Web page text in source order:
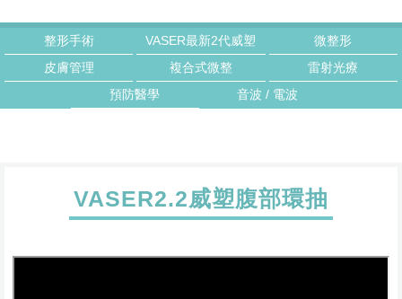
整形手術 VASER最新2代威塑
微整形
皮膚管理
複合式微整
雷射光療
預防醫學
音波 / 電波
VASER2.2威塑腹部環抽